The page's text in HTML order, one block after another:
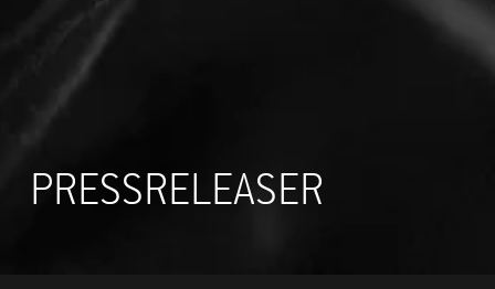
PRESSRELEASER